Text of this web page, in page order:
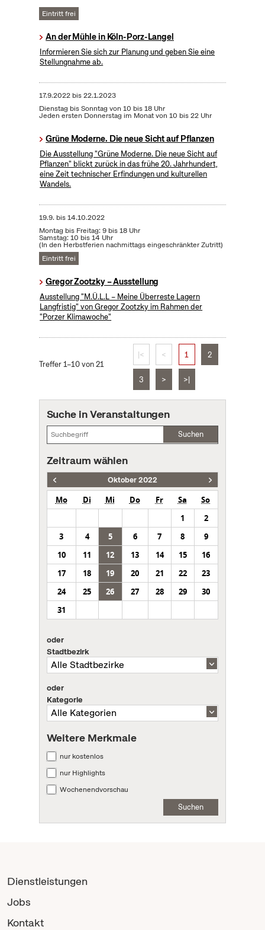
Eintritt frei
An der Mühle in Köln-Porz-Langel
Informieren Sie sich zur Planung und geben Sie eine
Stellungnahme ab.
17.9.2022bis22.1.2023
Dienstag bis Sonntag von 10 bis 18 Uhr
Jeden ersten Donnerstag im Monat von 10 bis 22 Uhr
Grüne Moderne. Die neue Sicht auf Pflanzen
Die Ausstellung "Grüne Moderne. Die neue Sicht auf
Pflanzen" blickt zurück in das frühe 20. Jahrhundert,
eine Zeit technischer Erfindungen und kulturellen
Wandels.
19.9. bis14.10.2022
Montag bis Freitag: 9 bis 18 Uhr
Samstag: 10 bis 14 Uhr
(In den Herbstferien nachmittags eingeschränkter Zutritt)
Eintritt frei
Gregor Zootzky – Ausstellung
Ausstellung "M.Ü.L.L – Meine Überreste Lagern
Langfristig" von Gregor Zootzky im Rahmen der
"Porzer Klimawoche"
Treffer 1–10 von 21
|< < 1 2
3 > >|
Suche in Veranstaltungen
Suchen
Zeitraum wählen
Oktober 2022
Mo Di Mi Do Fr Sa
So
1
2
3
4 5 6 7 8
9
10
11 12 13 14 15
16
17
18 19 20 21 22
23
24
25 26 27 28 29
30
31
oder
Stadtbezirk
oder
Kategorie
Weitere Merkmale
nur kostenlos
nur Highlights
Wochenendvorschau
Suchen
Dienstleistungen
Jobs
Kontakt